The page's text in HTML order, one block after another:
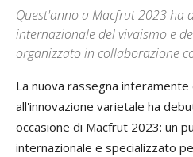
Quest'anno a Macfrut 2023 ha
internazionale del vivaismo e
organizzato in collaborazione
La nuova rassegna
all'innovazione varietale ha
occasione di Macfrut 2023: un
internazionale e specializzato